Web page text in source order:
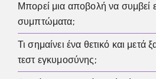
Πρόκειται για κύηση που
hCG και δεν μπορεί ακόμη να
υπέρηχο. Τελειώνει πολύ νωρίς
γίνεται αντιληπτή μόνο από την
Περισσότερα στο άρθρο για τη
Μπορεί μια αποβολή να συμβεί
συμπτώματα;
Ναι. Ειδικά η missed
εξελιχθεί χωρίς έντονη
Τι σημαίνει ένα θετικό και μετά
τεστ εγκυμοσύνης;